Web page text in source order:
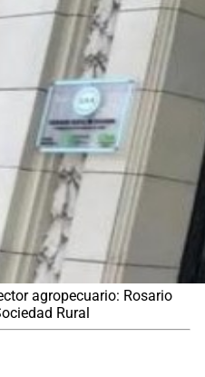
agropecuario: Rosario
Rural